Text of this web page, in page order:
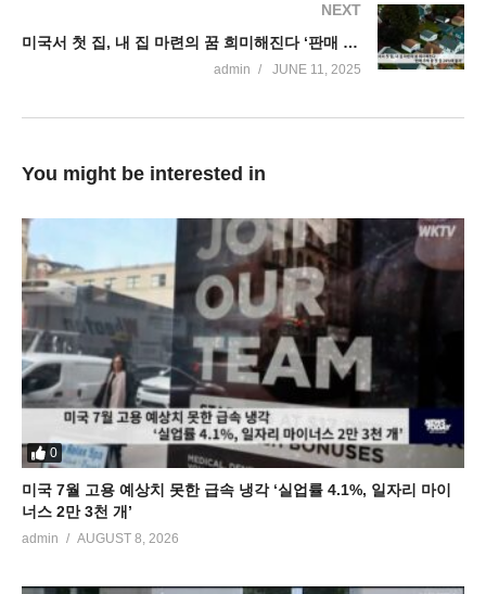
NEXT
미국서 첫 집, 내 집 마련의 꿈 희미해진다 ‘판매 주택 중 첫 집 24%에 불과’
admin JUNE 11, 2025
You might be interested in
0
미국 7월 고용 예상치 못한 급속 냉각 ‘실업률 4.1%, 일자리 마이
너스 2만 3천 개’
admin AUGUST 8, 2026